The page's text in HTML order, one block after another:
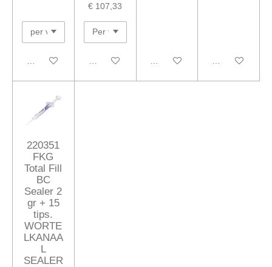
In winkelwagen
€ 107,33
In winkelwagen In winkelwagen In winkelwagen
220351
FKG
Total Fill
BC
Sealer 2
gr + 15
tips.
WORTE
LKANAA
L
SEALER